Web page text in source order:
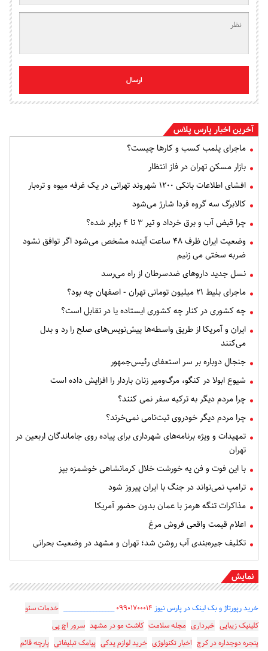
ارسال
آخرین اخبار پارس پلاس
ماجرای پلمب کسب و کارها چیست؟
بازار مسکن تهران در فاز انتظار
افشای اطلاعات بانکی ۱۲۰۰ شهروند تهرانی در یک غرفه میوه و تره‌بار
کالابرگ سه گروه فردا شارژ می‌شود
چرا قبض آب و برق خرداد و تیر ۳ تا ۴ برابر شده؟
وضعیت ایران ظرف ۴۸ ساعت آینده مشخص می‌شود اگر توافق نشود
ضربه سختی می زنیم
نسل جدید داروهای ضدسرطان از راه می‌رسد
ماجرای بلیط ۲۱ میلیون تومانی تهران - اصفهان چه بود؟
چه کشوری در کنار چه کشوری ایستاده یا در تقابل است؟
ایران و آمریکا از طریق واسطه‌ها پیش‌نویس‌های صلح را رد و بدل
می‌کنند
جنجال دوباره بر سر استعفای رئیس‌جمهور
شیوع ابولا در کنگو، مرگ‌ومیر زنان باردار را افزایش داده است
چرا مردم دیگر به ترکیه سفر نمی کنند؟
چرا مردم دیگر خودروی ثبت‌نامی نمی‌خرند؟
تمهیدات و ویژه برنامه‌های شهرداری برای پیاده روی جاماندگان اربعین در
تهران
با این فوت و فن یه خورشت خلال کرمانشاهی خوشمزه بپز
ترامپ نمی‌تواند در جنگ با ایران پیروز شود
مذاکرات تنگه هرمز با عمان بدون حضور آمریکا
اعلام قیمت واقعی فروش مرغ
تکلیف جیره‌بندی آب روشن شد؛ تهران و مشهد در وضعیت بحرانی
نمایش
خرید رپورتاژ و بک لینک در پارس نیوز ۰۹۹۰۱۷۰۰۰۱۴_________________ خدمات سئو
کلینیک زیبایی خبرداری مجله سلامت کاشت مو در مشهد سرور اچ پی
پنجره دوجداره در کرج اخبار تکنولوژی خرید لوازم یدکی پیامک تبلیغاتی پارچه قائم